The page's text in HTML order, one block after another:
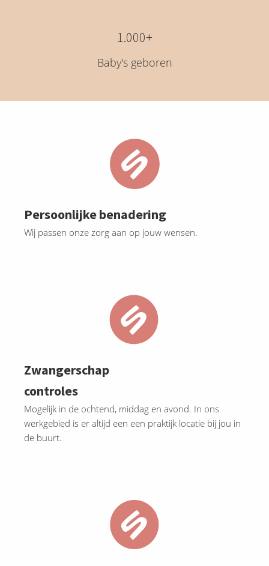
1.000+
Baby's geboren
Persoonlijke benadering
Wij passen onze zorg aan op jouw wensen.
Zwangerschap
controles
Mogelijk in de ochtend, middag en avond. In ons
werkgebied is er altijd een een praktijk locatie bij jou in
de buurt.